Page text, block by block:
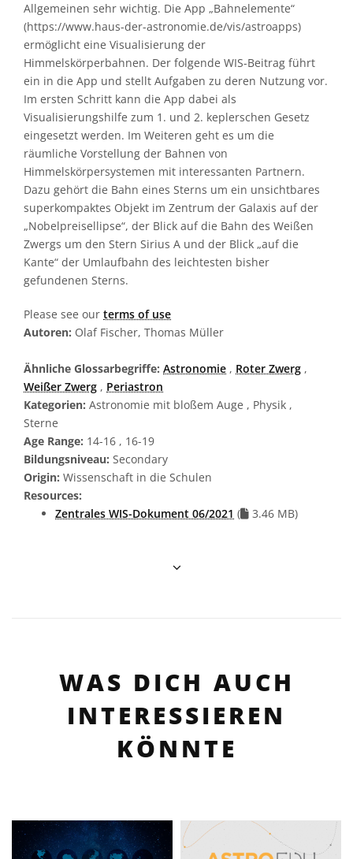
Allgemeinen sehr wichtig. Die App „Bahnelemente“
(https://www.haus-der-astronomie.de/vis/astroapps)
ermöglicht eine Visualisierung der
Himmelskörperbahnen. Der folgende WIS-Beitrag führt
ein in die App und stellt Aufgaben zu deren Nutzung vor.
Im ersten Schritt kann die App dabei als
Visualisierungshilfe zum 1. und 2. keplerschen Gesetz
eingesetzt werden. Im Weiteren geht es um die
räumliche Vorstellung der Bahnen von
Himmelskörpersystemen mit interessanten Partnern.
Dazu gehört die Bahn eines Sterns um ein unsichtbares
superkompaktes Objekt im Zentrum der Galaxis auf der
„Nobelpreisellipse“, der Blick auf die Bahn des Weißen
Zwergs um den Stern Sirius A und der Blick „auf die
Kante“ der Umlaufbahn des leichtesten bisher
gefundenen Sterns.
Please see our terms of use
Autoren: Olaf Fischer, Thomas Müller
Ähnliche Glossarbegriffe: Astronomie , Roter Zwerg ,
Weißer Zwerg , Periastron
Kategorien: Astronomie mit bloßem Auge , Physik ,
Sterne
Age Range: 14-16 , 16-19
Bildungsniveau: Secondary
Origin: Wissenschaft in die Schulen
Resources:
Zentrales WIS-Dokument 06/2021 ( file
3.46 MB)
WAS DICH AUCH
INTERESSIEREN
KÖNNTE